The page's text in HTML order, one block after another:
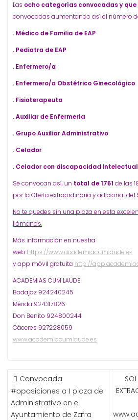
Las ocho categorías convocadas y que
convocadas aumentando así el número
. Médico de Familia de EAP
. Pediatra de EAP
. Enfermero/a
. Enfermero/a Obstétrico Ginecológico
. Fisioterapeuta
. Auxiliar de Enfermería
. Grupo Auxiliar Administrativo
. Celador
. Celador con discapacidad intelectual
Se convocan así, un total de 1761 de las
por la Oferta extraordinaria y adicional del
No te quedes sin una plaza en esta
llámanos.
Más información en nuestra
web https://www.academiacumlaude.es
y app móvil gratuita http://
ACADEMIAS CUM LAUDE
Badajoz 924240245
Mérida 924317826
Don Benito 924800244
Cáceres 927228059
www.academiacumlaude.es
NAVEGACIÓN
DE
ENTRADAS
Convocada
#oposiciones a 1 plaza de
Administrativo en el
Ayuntamiento de Zafra